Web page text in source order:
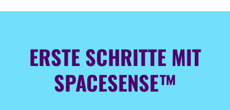
ERSTE SCHRITTE MIT
SPACESENSE™